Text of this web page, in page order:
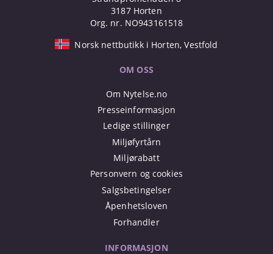
3187 Horten
Org. nr. NO943161518
Norsk nettbutikk i Horten, Vestfold
OM OSS
Om Nytelse.no
Presseinformasjon
Ledige stillinger
Miljøfyrtårn
Miljørabatt
Personvern og cookies
Salgsbetingelser
Åpenhetsloven
Forhandler
INFORMASJON